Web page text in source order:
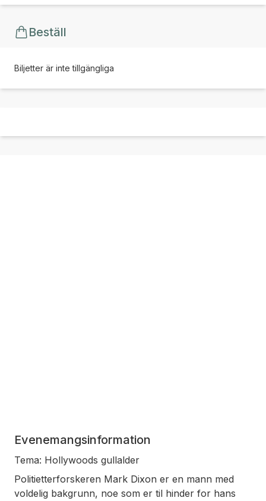
Beställ
Biljetter är inte tillgängliga
Evenemangsinformation
Tema: Hollywoods gullalder
Politietterforskeren Mark Dixon er en mann med
voldelig bakgrunn, noe som er til hinder for hans